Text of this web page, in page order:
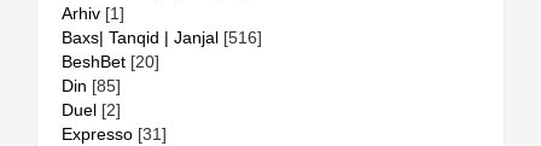
Arhiv [1]
Baxs| Tanqid | Janjal [516]
BeshBet [20]
Din [85]
Duel [2]
Expresso [31]